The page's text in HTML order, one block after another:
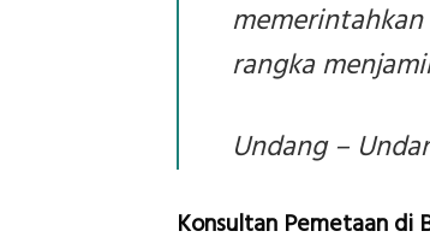
rangka
Undang –
Konsultan Pemetaan di